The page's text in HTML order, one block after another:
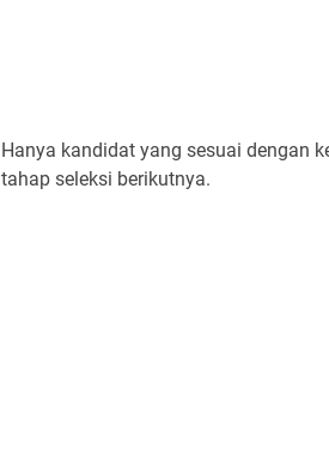
Hanya kandidat yang sesuai dengan
tahap seleksi berikutnya.